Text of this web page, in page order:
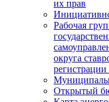
их прав
Рабочая
округа
регистрации
Открытый